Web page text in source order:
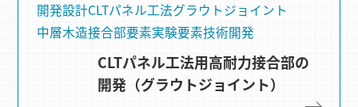
開発設計CLTパネル⼯法グラウトジョイント
中層木造接合部要素実験要素技術開発
CLTパネル工法用高耐力接合部の
開発（グラウトジョイント）